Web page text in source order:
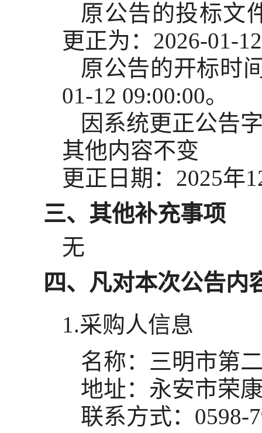
原公告的投标文
更正为：2026-01-
原公告的开标时
01-12 09:00:00。
因系统更正公告
其他内容不变
更正日期： 2025年
三、其他补充事项
无
四、凡对本次公告内
1.采购人信息
名称： 三明市第
地址： 永安市荣
联系方式： 0598-